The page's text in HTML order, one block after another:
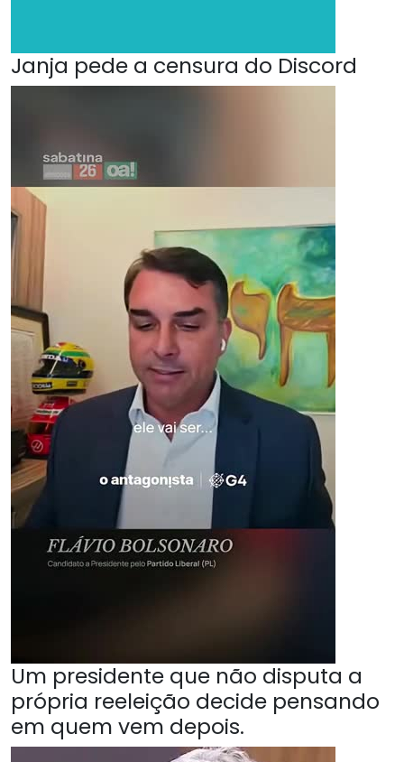
Janja pede a censura do Discord
Um presidente que não disputa a
própria reeleição decide pensando
em quem vem depois.